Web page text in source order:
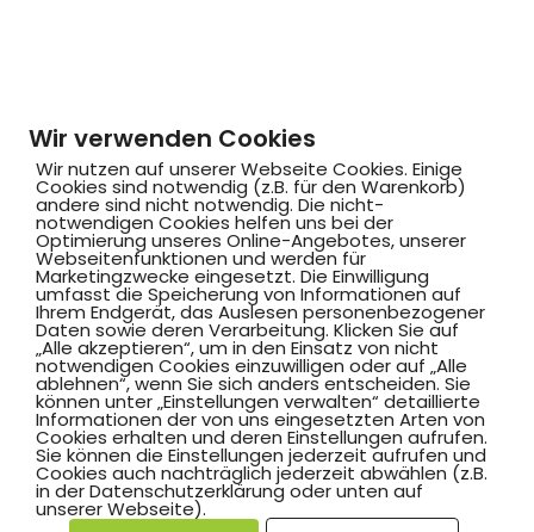
Wir verwenden Cookies
Wir nutzen auf unserer Webseite Cookies. Einige
Cookies sind notwendig (z.B. für den Warenkorb)
andere sind nicht notwendig. Die nicht-
notwendigen Cookies helfen uns bei der
Optimierung unseres Online-Angebotes, unserer
Webseitenfunktionen und werden für
Marketingzwecke eingesetzt. Die Einwilligung
umfasst die Speicherung von Informationen auf
Ihrem Endgerät, das Auslesen personenbezogener
Daten sowie deren Verarbeitung. Klicken Sie auf
„Alle akzeptieren“, um in den Einsatz von nicht
notwendigen Cookies einzuwilligen oder auf „Alle
ablehnen“, wenn Sie sich anders entscheiden. Sie
können unter „Einstellungen verwalten“ detaillierte
Informationen der von uns eingesetzten Arten von
Cookies erhalten und deren Einstellungen aufrufen.
Sie können die Einstellungen jederzeit aufrufen und
Cookies auch nachträglich jederzeit abwählen (z.B.
in der Datenschutzerklärung oder unten auf
unserer Webseite).